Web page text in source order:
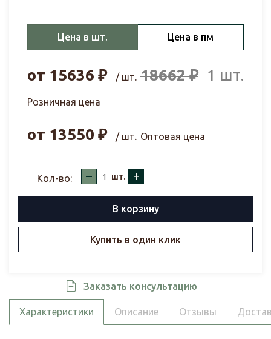
Цена в шт. Цена в пм
от 15636 ₽ / шт. 18662₽ 1 шт.
Розничная цена
от 13550 ₽ / шт. Оптовая цена
Кол-во: – шт. +
В корзину
Купить в один клик
Заказать консультацию
Характеристики Описание Отзывы